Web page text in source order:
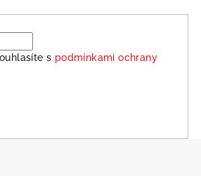
s podmínkami ochrany